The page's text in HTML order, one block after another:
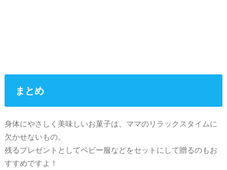
まとめ
身体にやさしく美味しいお菓子は、ママのリラックスタイムに
欠かせないもの。
残るプレゼントとしてベビー服などをセットにして贈るのもお
すすめですよ！